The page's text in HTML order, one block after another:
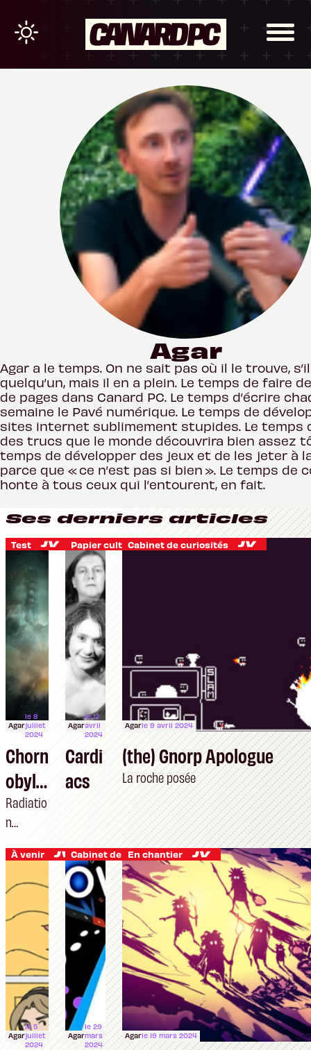
Agar
Agar a le temps. On ne sait pas où il le trouve,
quelqu’un, mais il en a plein. Le temps de faire
de pages dans Canard PC. Le temps d’écrire
semaine le Pavé numérique. Le temps de
sites internet sublimement stupides. Le temps
des trucs que le monde découvrira bien assez
temps de développer des jeux et de les jeter à
parce que « ce n’est pas si bien ». Le temps de
honte à tous ceux qui l’entourent, en fait.
Ses derniers articles
Test
Agar
le 8
juillet
2024
Chorn
obyl
Liquid
ators
Radiatio
n
teÀ venir
Agar
le 5
juillet
2024
Papier culture
Agar
le 12
avril
2024
Cardi
acs
Cabinet de curiosités
Agarle 9 avril 2024
(the) Gnorp Apologue
La roche posée
Cabinet de curiosités
Agar
le 29
mars
2024
En chantier
Agarle 19 mars 2024